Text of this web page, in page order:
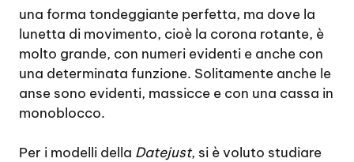
una forma tondeggiante perfetta, ma dove la
lunetta di movimento, cioè la corona rotante, è
molto grande, con numeri evidenti e anche con
una determinata funzione. Solitamente anche le
anse sono evidenti, massicce e con una cassa in
monoblocco.
Per i modelli della Datejust, si è voluto studiare